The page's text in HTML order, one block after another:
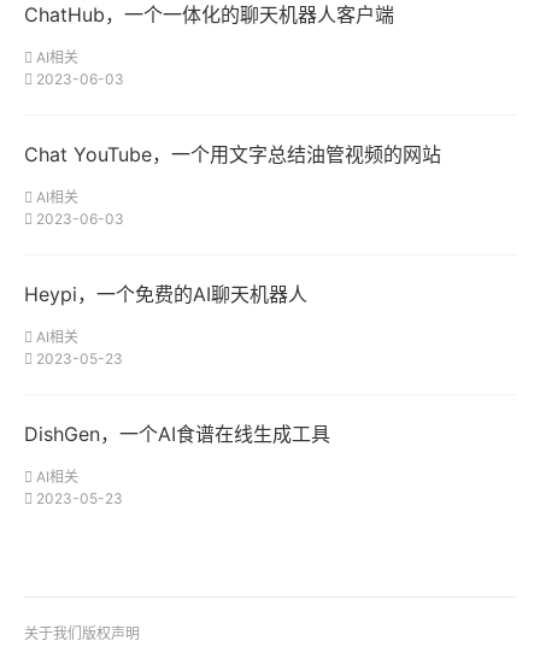
ChatHub，一个一体化的聊天机器人客户端
AI相关
2023-06-03
Chat YouTube，一个用文字总结油管视频的网站
AI相关
2023-06-03
Heypi，一个免费的AI聊天机器人
AI相关
2023-05-23
DishGen，一个AI食谱在线生成工具
AI相关
2023-05-23
关于我们 版权声明